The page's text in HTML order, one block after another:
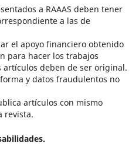
a RAAAS deben tener
a las de
el apoyo financiero obtenido
para hacer los trabajos
artículos deben de ser original.
y datos fraudulentos no
artículos con mismo
revista.